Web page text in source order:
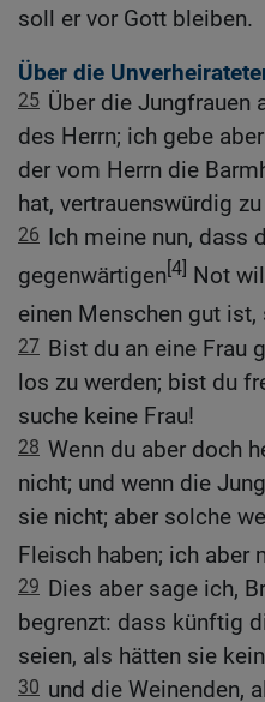
soll er vor Gott bleiben.
Über die
25 Über die Jungfrauen
des Herrn; ich gebe
der vom Herrn die
hat, vertrauenswürdig
26 Ich meine nun, dass
gegenwärtigen[4] Not
einen Menschen gut ist,
27 Bist du an eine Frau
los zu werden; bist du
suche keine Frau!
28 Wenn du aber doch
nicht; und wenn die
sie nicht; aber solche
Fleisch haben; ich aber
29 Dies aber sage ich,
begrenzt: dass künftig
seien, als hätten sie
30 und die Weinenden,